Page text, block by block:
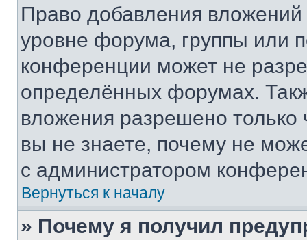
Право добавления
уровне форума, группы или
конференции может не
определённых форумах.
вложения разрешено
вы не знаете, почему не
с администратором
Вернуться к началу
» Почему я получил